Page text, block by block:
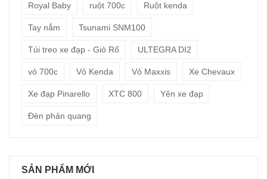
Royal Baby ruột 700c Ruột kenda
Tay nắm Tsunami SNM100
Túi treo xe đạp - Giỏ Rổ ULTEGRA DI2
vỏ 700c Vỏ Kenda Vỏ Maxxis Xe Chevaux
Xe đạp Pinarello XTC 800 Yên xe đạp
Đèn phản quang
SẢN PHẨM MỚI